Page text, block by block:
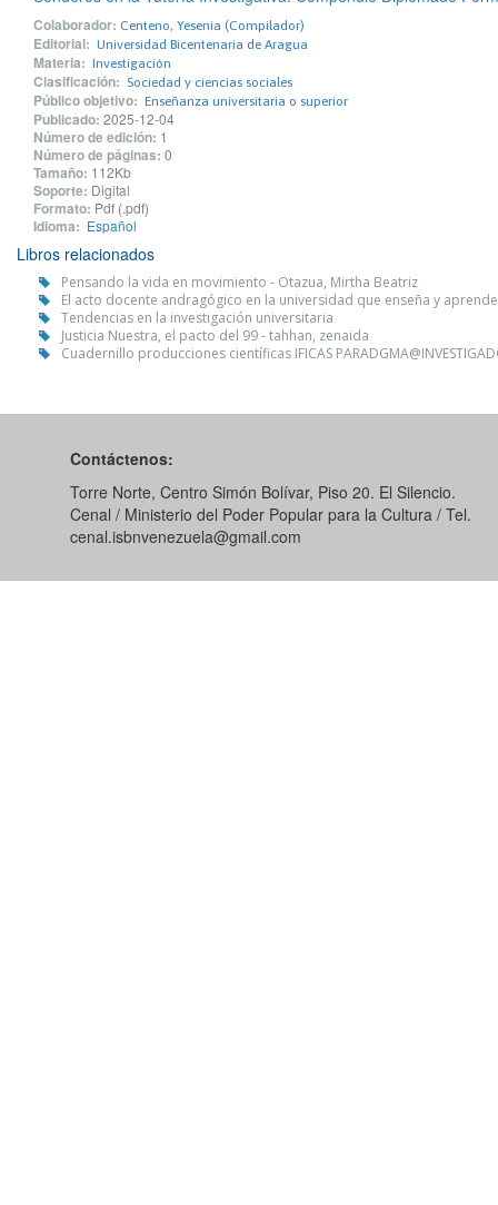
Colaborador: Centeno, Yesenia (Compilador)
Editorial: Universidad Bicentenaria de Aragua
Materia: Investigación
Clasificación: Sociedad y ciencias sociales
Público objetivo: Enseñanza universitaria o superior
Publicado: 2025-12-04
Número de edición: 1
Número de páginas: 0
Tamaño: 112Kb
Soporte: Digital
Formato: Pdf (.pdf)
Idioma: Español
Libros relacionados
Pensando la vida en movimiento - Otazua, Mirtha Beatriz
El acto docente andragógico en la universidad que enseña y
Tendencias en la investigación universitaria
Justicia Nuestra, el pacto del 99 - tahhan, zenaida
Cuadernillo producciones científicas IFICAS
Contáctenos:
Torre Norte, Centro Simón Bolívar, Piso 20. El Silencio.
Cenal / Ministerio del Poder Popular para la Cultura / Tel.
cenal.isbnvenezuela@gmail.com